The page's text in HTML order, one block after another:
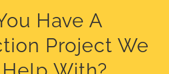
Have A
Project We